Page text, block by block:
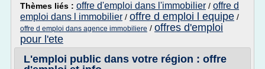
Thèmes liés : offre d'emploi dans l'immobilier / offre d
emploi dans l immobilier / offre d emploi l equipe /
offre d emploi dans agence immobiliere / offres d'emploi
pour l'ete
L'emploi public dans votre région : offre